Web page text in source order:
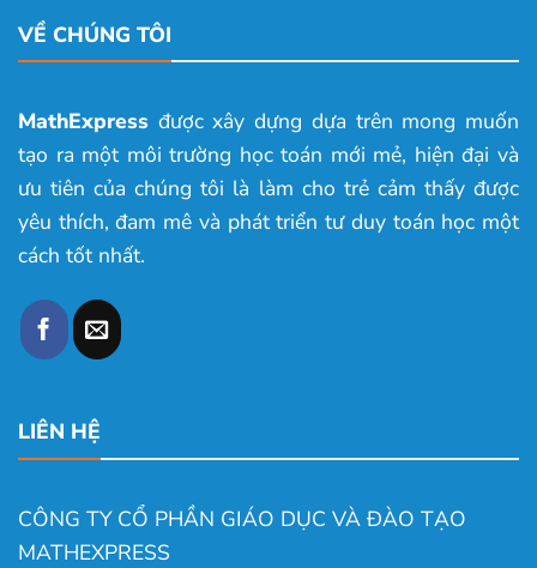
VỀ CHÚNG TÔI
MathExpress được xây dựng dựa trên mong muốn
tạo ra một môi trường học toán mới mẻ, hiện đại và
ưu tiên của chúng tôi là làm cho trẻ cảm thấy được
yêu thích, đam mê và phát triển tư duy toán học một
cách tốt nhất.
LIÊN HỆ
CÔNG TY CỔ PHẦN GIÁO DỤC VÀ ĐÀO TẠO
MATHEXPRESS